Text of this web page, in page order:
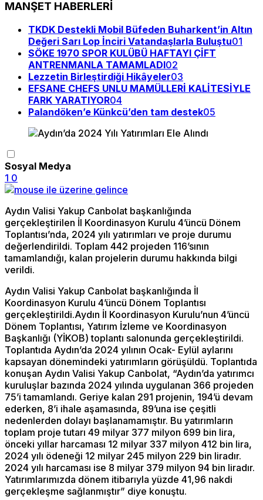
MANŞET HABERLERİ
TKDK Destekli Mobil Büfeden Buharkent’in Altın
Değeri Sarı Lop İnciri Vatandaşlarla Buluştu01
SÖKE 1970 SPOR KULÜBÜ HAFTAYI ÇİFT
ANTRENMANLA TAMAMLADI02
Lezzetin Birleştirdiği Hikâyeler03
EFSANE CHEFS UNLU MAMÜLLERİ KALİTESİYLE
FARK YARATIYOR04
Palandöken’e Künkcü’den tam destek05
Sosyal Medya
1 0
Aydın Valisi Yakup Canbolat başkanlığında
gerçekleştirilen İl Koordinasyon Kurulu 4’üncü Dönem
Toplantısı’nda, 2024 yılı yatırımları ve proje durumu
değerlendirildi. Toplam 442 projeden 116’sının
tamamlandığı, kalan projelerin durumu hakkında bilgi
verildi.
Aydın Valisi Yakup Canbolat başkanlığında İl
Koordinasyon Kurulu 4’üncü Dönem Toplantısı
gerçekleştirildi.Aydın İl Koordinasyon Kurulu’nun 4’üncü
Dönem Toplantısı, Yatırım İzleme ve Koordinasyon
Başkanlığı (YİKOB) toplantı salonunda gerçekleştirildi.
Toplantıda Aydın’da 2024 yılının Ocak- Eylül aylarını
kapsayan dönemindeki yatırımların görüşüldü. Toplantıda
konuşan Aydın Valisi Yakup Canbolat, “Aydın’da yatırımcı
kuruluşlar bazında 2024 yılında uygulanan 366 projeden
75’i tamamlandı. Geriye kalan 291 projenin, 194’ü devam
ederken, 8’i ihale aşamasında, 89’una ise çeşitli
nedenlerden dolayı başlanamamıştır. Bu yatırımların
toplam proje tutarı 49 milyar 377 milyon 699 bin lira,
önceki yıllar harcaması 12 milyar 337 milyon 412 bin lira,
2024 yılı ödeneği 12 milyar 245 milyon 229 bin liradır.
2024 yılı harcaması ise 8 milyar 379 milyon 94 bin liradır.
Yatırımlarımızda dönem itibarıyla yüzde 41,96 nakdi
gerçekleşme sağlanmıştır” diye konuştu.